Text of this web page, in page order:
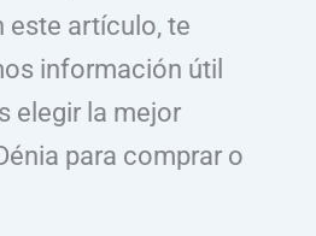
este artículo, te
información útil
elegir la mejor
para comprar o